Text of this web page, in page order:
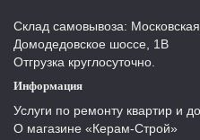
Склад самовывоза: Московская
Домодедовское шоссе, 1В
Отгрузка круглосуточно.
Информация
Услуги по ремонту квартир и
О магазине «Керам-Строй»